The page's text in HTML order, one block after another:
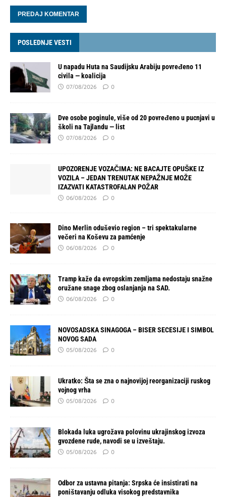
POSLEDNJE VESTI
U napadu Huta na Saudijsku Arabiju povređeno 11
civila — koalicija
07/08/2026 0
Dve osobe poginule, više od 20 povređeno u pucnjavi u
školi na Tajlandu — list
07/08/2026 0
UPOZORENJE VOZAČIMA: NE BACAJTE OPUŠKE IZ
VOZILA – JEDAN TRENUTAK NEPAŽNJE MOŽE
IZAZVATI KATASTROFALAN POŽAR
06/08/2026 0
Dino Merlin oduševio region – tri spektakularne
večeri na Koševu za pamćenje
06/08/2026 0
Tramp kaže da evropskim zemljama nedostaju snažne
oružane snage zbog oslanjanja na SAD.
06/08/2026 0
NOVOSADSKA SINAGOGA – BISER SECESIJE I SIMBOL
NOVOG SADA
05/08/2026 0
Ukratko: Šta se zna o najnovijoj reorganizaciji ruskog
vojnog vrha
05/08/2026 0
Blokada luka ugrožava polovinu ukrajinskog izvoza
gvozdene rude, navodi se u izveštaju.
05/08/2026 0
Odbor za ustavna pitanja: Srpska će insistirati na
poništavanju odluka visokog predstavnika